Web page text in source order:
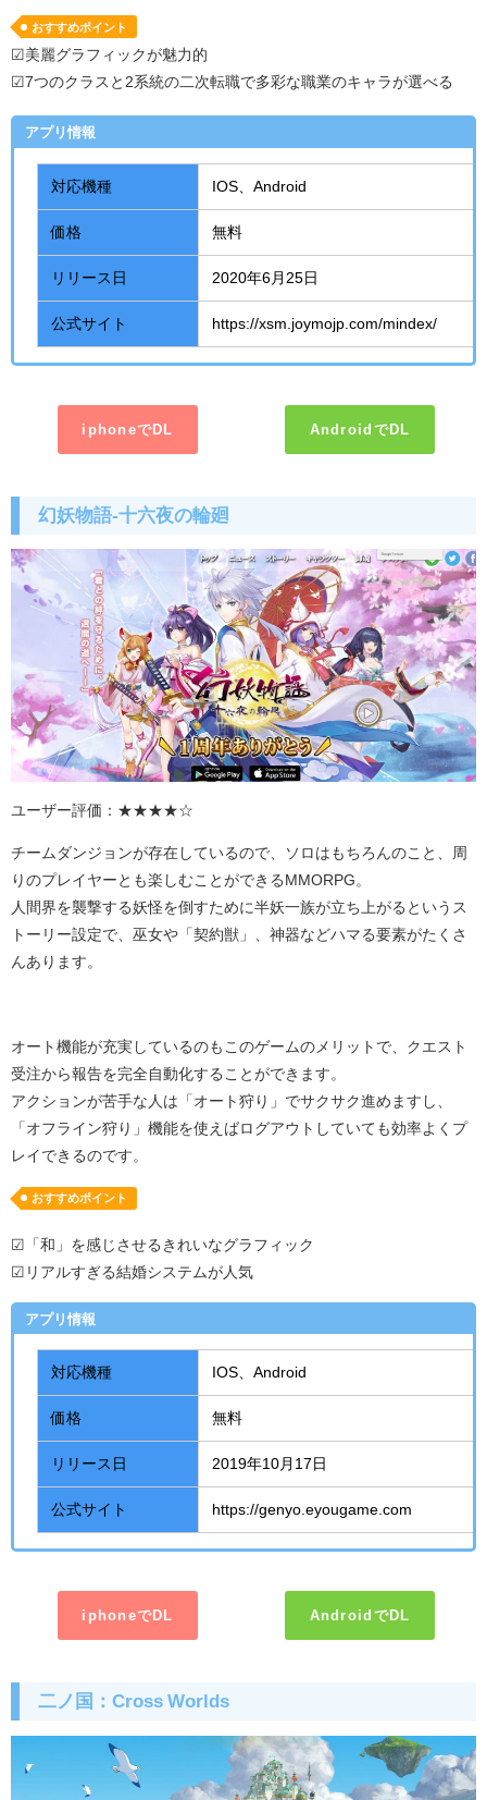
おすすめポイント
☑美麗グラフィックが魅力的
☑7つのクラスと2系統の二次転職で多彩な職業のキャラが選べる
アプリ情報
対応機種 IOS、 Android
価格 無料
リリース日 2020年6 月 25日
公式サイト https://xsm.joymojp.com/mindex/
iphoneでDL AndroidでDL
幻妖物語-十六夜の輪廻
ユーザー評価：★★★★☆
チームダンジョンが存在しているので、ソロはもちろんのこと、周
りのプレイヤーとも楽しむことができるMMORPG。
人間界を襲撃する妖怪を倒すために半妖一族が立ち上がるというス
トーリー設定で、巫女や「契約獣」、神器などハマる要素がたくさ
んあります。
オート機能が充実しているのもこのゲームのメリットで、クエスト
受注から報告を完全自動化することができます。
アクションが苦手な人は「オート狩り」でサクサク進めますし、
「オフライン狩り」機能を使えばログアウトしていても効率よくプ
レイできるのです。
おすすめポイント
☑「和」を感じさせるきれいなグラフィック
☑リアルすぎる結婚システムが人気
アプリ情報
対応機種 IOS、 Android
価格 無料
リリース日 2019年10 月 17 日
公式サイト https://genyo.eyougame.com
iphoneでDL AndroidでDL
二ノ国： Cross Worlds